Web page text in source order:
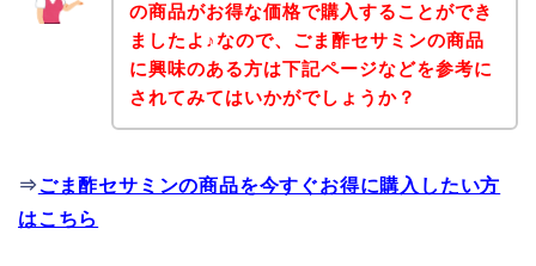
の商品がお得な価格で購入することができ
ましたよ♪なので、ごま酢セサミンの商品
に興味のある方は下記ページなどを参考に
されてみてはいかがでしょうか？
⇒ごま酢セサミンの商品を今すぐお得に購入したい方
はこちら